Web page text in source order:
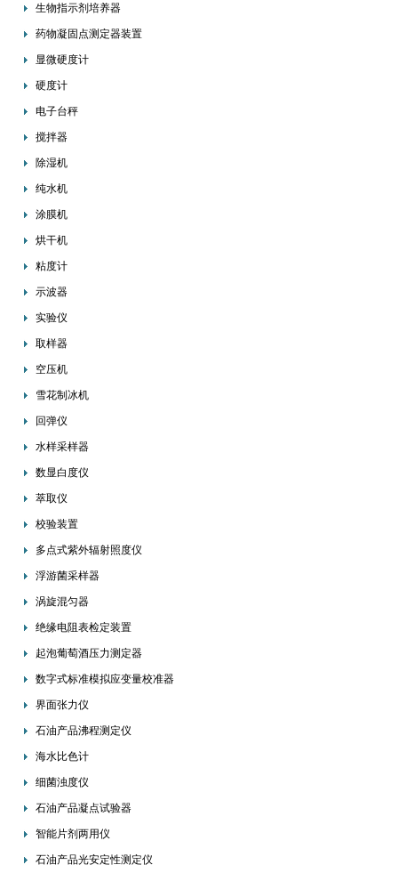
生物指示剂培养器
药物凝固点测定器装置
显微硬度计
硬度计
电子台秤
搅拌器
除湿机
纯水机
涂膜机
烘干机
粘度计
示波器
实验仪
取样器
空压机
雪花制冰机
回弹仪
水样采样器
数显白度仪
萃取仪
校验装置
多点式紫外辐射照度仪
浮游菌采样器
涡旋混匀器
绝缘电阻表检定装置
起泡葡萄酒压力测定器
数字式标准模拟应变量校准器
界面张力仪
石油产品沸程测定仪
海水比色计
细菌浊度仪
石油产品凝点试验器
智能片剂两用仪
石油产品光安定性测定仪